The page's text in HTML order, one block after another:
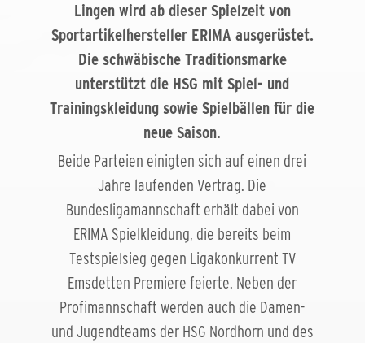
Lingen wird ab dieser Spielzeit von
Sportartikelhersteller ERIMA ausgerüstet.
Die schwäbische Traditionsmarke
unterstützt die HSG mit Spiel- und
Trainingskleidung sowie Spielbällen für die
neue Saison.
Beide Parteien einigten sich auf einen drei
Jahre laufenden Vertrag. Die
Bundesligamannschaft erhält dabei von
ERIMA Spielkleidung, die bereits beim
Testspielsieg gegen Ligakonkurrent TV
Emsdetten Premiere feierte. Neben der
Profimannschaft werden auch die Damen-
und Jugendteams der HSG Nordhorn und des